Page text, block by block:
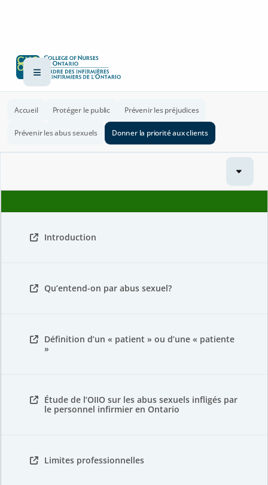
Accueil Protéger le public Prévenir les préjudices
Prévenir les abus sexuels Donner la priorité aux clients
Introduction
Qu’entend-on par abus sexuel?
Définition d’un « patient » ou d’une « patiente
»
Étude de l’OIIO sur les abus sexuels infligés par
le personnel infirmier en Ontario
Limites professionnelles